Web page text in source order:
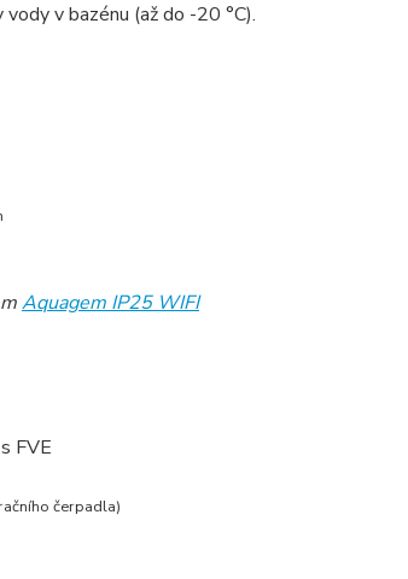
v bazénu (až do -20 °C).
Aquagem IP25 WIFI
FVE
čerpadla)